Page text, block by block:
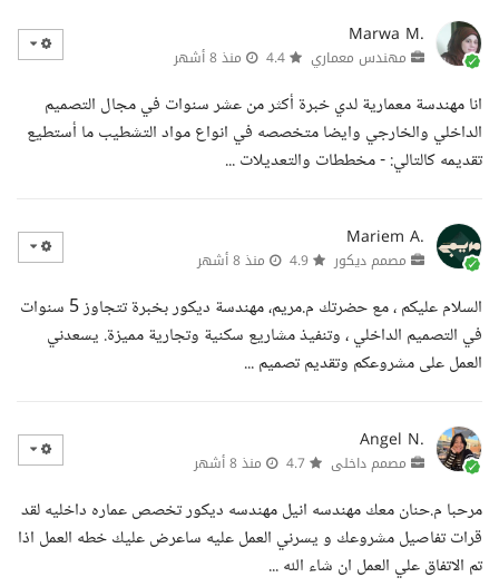
Marwa M.
مهندس معماري منذ 8 أشهر
انا مهندسة معمارية لدي خبرة أكثر من عشر سنوات في مجال التصميم
الداخلي والخارجي وايضا متخصصه في انواع مواد التشطيب ما أستطيع
تقديمه كالتالي: - مخططات والتعديلات ...
Mariem A.
مصمم ديكور منذ 8 أشهر
السلام عليكم ، مع حضرتك م.مريم، مهندسة ديكور بخبرة تتجاوز 5 سنوات
في التصميم الداخلي ، وتنفيذ مشاريع سكنية وتجارية مميزة. يسعدني
العمل على مشروعكم وتقديم تصميم ...
Angel N.
مصمم داخلى منذ 8 أشهر
مرحبا م.حنان معك مهندسه انيل مهندسه ديكور تخصص عماره داخليه لقد
قرات تفاصيل مشروعك و يسرني العمل عليه ساعرض عليك خطه العمل اذا
تم الاتفاق علي العمل ان شاء الله ...